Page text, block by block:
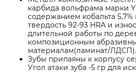
карбида вольфрама марки
содержанием кобальта
твердость 92-93 HRA и
длительной работы по
композиционным
материалам(ламинат/ЛДСП).
Зубы припаяны к корпусу
Угол атаки зуба -5 гр для